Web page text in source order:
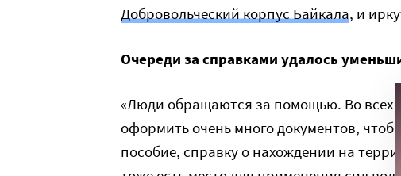
Добровольческий корпус Байкала, и
Очереди за справками удалось
«Люди обращаются за помощью. Во всех
оформить очень много документов,
пособие, справку о нахождении на